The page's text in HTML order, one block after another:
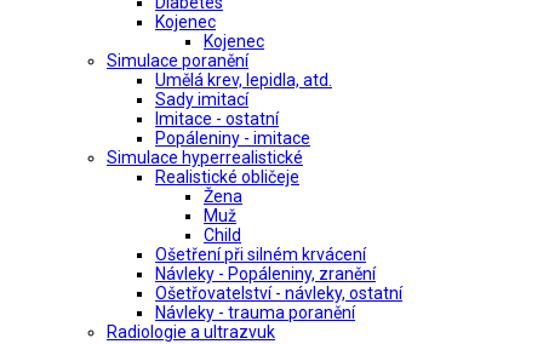
Kojenec
Kojenec
Simulace poranění
Umělá krev, lepidla, atd.
Sady imitací
Imitace - ostatní
Popáleniny - imitace
Simulace hyperrealistické
Realistické obličeje
Žena
Muž
Child
Ošetření při silném krvácení
Návleky - Popáleniny, zranění
Ošetřovatelství - návleky, ostatní
Návleky - trauma poranění
Radiologie a ultrazvuk